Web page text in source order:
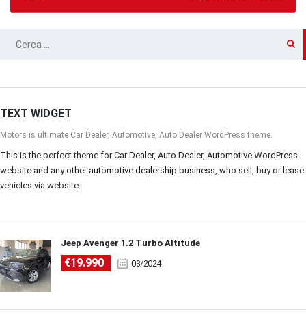
RICERCA
TEXT WIDGET
Motors is ultimate Car Dealer, Automotive, Auto Dealer WordPress theme.
This is the perfect theme for Car Dealer, Auto Dealer, Automotive WordPress
website and any other automotive dealership business, who sell, buy or lease
vehicles via website.
Jeep Avenger 1.2 Turbo Altitude
€19.990 03/2024